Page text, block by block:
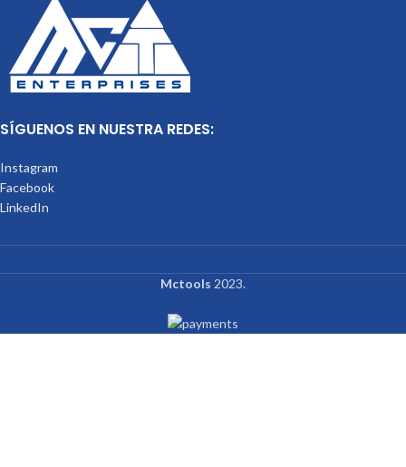
SÍGUENOS EN NUESTRA REDES:
Instagram
Facebook
LinkedIn
Mctools 2023.